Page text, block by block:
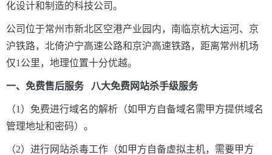
化设计和制造的科技公司。
公司位于常州市新北区空港产业园内，南临京杭大运河、京
沪铁路，北倚沪宁高速公路和京沪高速铁路，距离常州机场
仅1公里，地理位置十分优越。
一、免费售后服务 八大免费网站杀手级服务
（1）免费进行域名的解析（如甲方自备域名需甲方提供域名
管理地址和密码）。
（2）进行网站杀毒工作（如甲方自备虚拟主机，需要甲方